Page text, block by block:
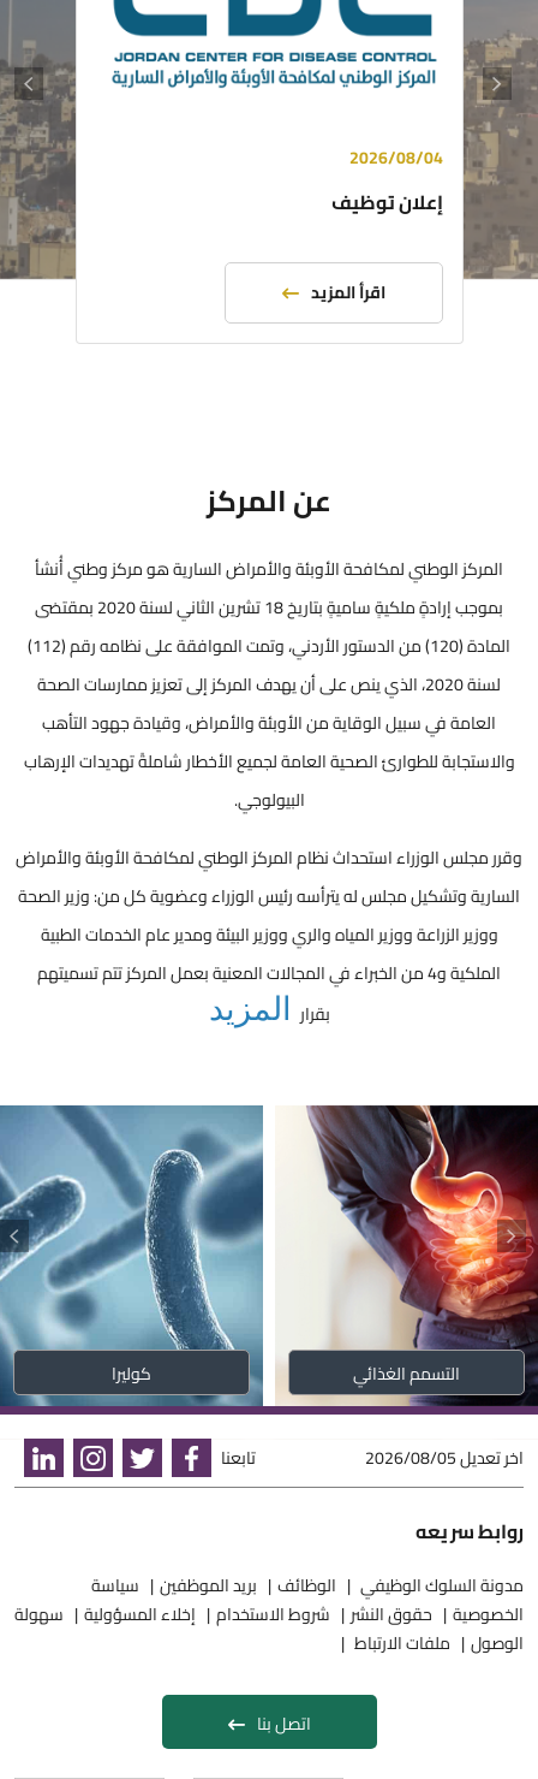
2026/08/04
إعلان توظيف
اقرأ المزيد
عن المركز
المركز الوطني لمكافحة الأوبئة والأمراض السارية هو مركز وطني أُنشأ
بموجب إرادةٍ ملكيةٍ ساميةٍ بتاريخ 18 تشرين الثاني لسنة 2020 بمقتضى
المادة (120) من الدستور الأردني، وتمت الموافقة على نظامه رقم (112)
لسنة 2020، الذي ينص على أن يهدف المركز إلى تعزيز ممارسات الصحة
العامة في سبيل الوقاية من الأوبئة والأمراض، وقيادة جهود التأهب
والاستجابة للطوارئ الصحية العامة لجميع الأخطار شاملةً تهديدات الإرهاب
البيولوجي.
وقرر مجلس الوزراء استحداث نظام المركز الوطني لمكافحة الأوبئة والأمراض
السارية وتشكيل مجلس له يترأسه رئيس الوزراء وعضوية كل من: وزير الصحة
ووزير الزراعة ووزير المياه والري ووزير البيئة ومدير عام الخدمات الطبية
الملكية و4 من الخبراء في المجالات المعنية بعمل المركز تتم تسميتهم
بقرار
المزيد
التسمم الغذائي كوليرا
اخر تعديل2026/08/05 تابعنا
روابط سريعه
مدونة السلوك الوظيفي الوظائف بريد الموظفين
سياسة
الخصوصية
حقوق النشر شروط الاستخدام إخلاء المسؤولية
سهولة
الوصول
ملفات الارتباط
اتصل بنا